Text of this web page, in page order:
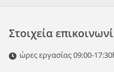
Στοιχεία
ώρες εργασίας 09:00-